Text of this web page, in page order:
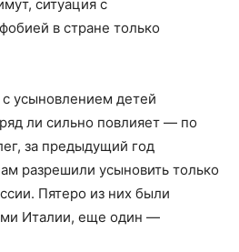
ситуация с
в стране только
усыновлением детей
ли сильно повлияет — по
за предыдущий год
разрешили усыновить только
Пятеро из них были
Италии, еще один —